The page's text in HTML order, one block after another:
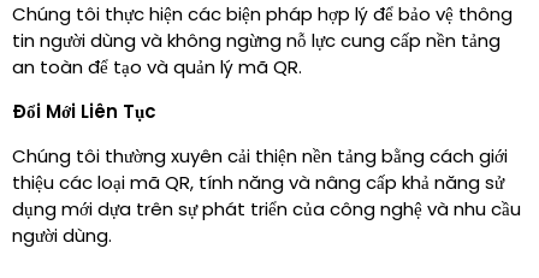
Chúng tôi thực hiện các biện pháp hợp lý để bảo vệ thông
tin người dùng và không ngừng nỗ lực cung cấp nền tảng
an toàn để tạo và quản lý mã QR.
Đổi Mới Liên Tục
Chúng tôi thường xuyên cải thiện nền tảng bằng cách giới
thiệu các loại mã QR, tính năng và nâng cấp khả năng sử
dụng mới dựa trên sự phát triển của công nghệ và nhu cầu
người dùng.